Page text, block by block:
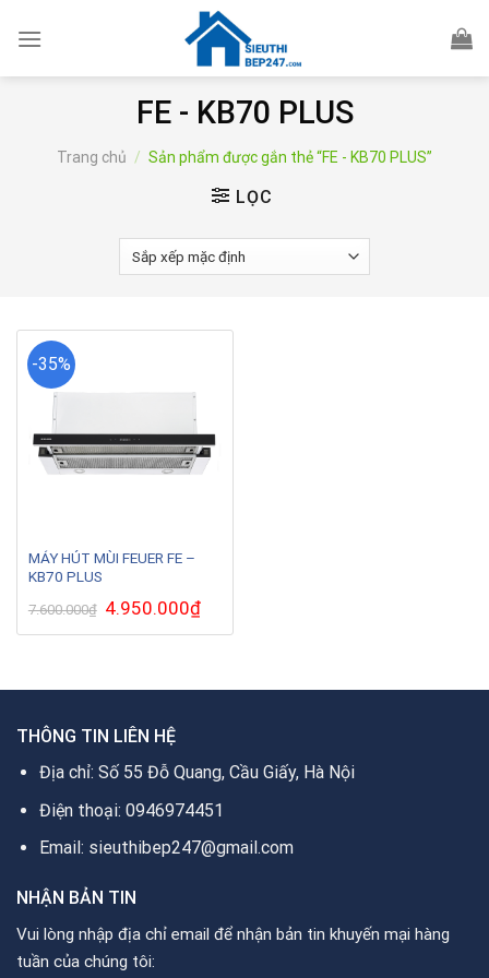
FE - KB70 PLUS
Trang chủ / Sản phẩm được gắn thẻ “FE - KB70 PLUS”
LỌC
-35%
MÁY HÚT MÙI FEUER FE –
KB70 PLUS
7.600.000₫ Giá
gốc
là:
4.950.000₫Giá
hiện
tại
THÔNG TIN LIÊN HỆ
Địa chỉ: Số 55 Đỗ Quang, Cầu Giấy, Hà Nội
Điện thoại: 0946974451
Email: sieuthibep247@gmail.com
NHẬN BẢN TIN
Vui lòng nhập địa chỉ email để nhận bản tin khuyến mại hàng
tuần của chúng tôi: